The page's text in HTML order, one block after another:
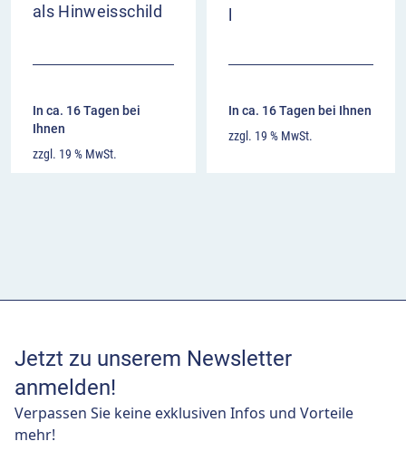
als Hinweisschild
In ca. 16 Tagen bei
Ihnen
zzgl. 19 % MwSt.
l
In ca. 16 Tagen bei Ihnen
zzgl. 19 % MwSt.
Jetzt zu unserem Newsletter
anmelden!
Verpassen Sie keine exklusiven Infos und Vorteile
mehr!